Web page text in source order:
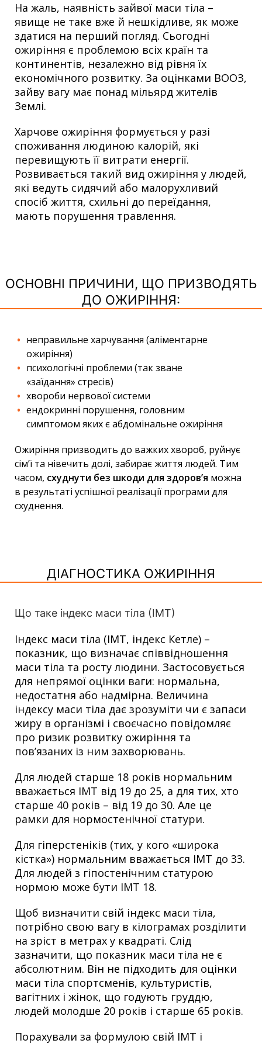
На жаль, наявність зайвої маси тіла –
явище не таке вже й нешкідливе, як може
здатися на перший погляд. Сьогодні
ожиріння є проблемою всіх країн та
континентів, незалежно від рівня їх
економічного розвитку. За оцінками ВООЗ,
зайву вагу має понад мільярд жителів
Землі.
Харчове ожиріння формується у разі
споживання людиною калорій, які
перевищують її витрати енергії.
Розвивається такий вид ожиріння у людей,
які ведуть сидячий або малорухливий
спосіб життя, схильні до переїдання,
мають порушення травлення.
ОСНОВНІ ПРИЧИНИ, ЩО ПРИЗВОДЯТЬ
ДО ОЖИРІННЯ:
неправильне харчування (аліментарне
ожиріння)
психологічні проблеми (так зване
«заїдання» стресів)
хвороби нервової системи
ендокринні порушення, головним
симптомом яких є абдомінальне ожиріння
Ожиріння призводить до важких хвороб, руйнує
сім’ї та нівечить долі, забирає життя людей. Тим
часом, схуднути без шкоди для здоров’я можна
в результаті успішної реалізації програми для
схуднення.
ДІАГНОСТИКА ОЖИРІННЯ
Що таке індекс маси тіла (ІМТ)
Індекс маси тіла (ІМТ, індекс Кетле) –
показник, що визначає співвідношення
маси тіла та росту людини. Застосовується
для непрямої оцінки ваги: ​​нормальна,
недостатня або надмірна. Величина
індексу маси тіла дає зрозуміти чи є запаси
жиру в організмі і своєчасно повідомляє
про ризик розвитку ожиріння та
пов’язаних із ним захворювань.
Для людей старше 18 років нормальним
вважається ІМТ від 19 до 25, а для тих, хто
старше 40 років – від 19 до 30. Але це
рамки для нормостенічної статури.
Для гіперстеніків (тих, у кого «широка
кістка») нормальним вважається ІМТ до 33.
Для людей з гіпостенічним статурою
нормою може бути ІМТ 18.
Щоб визначити свій індекс маси тіла,
потрібно свою вагу в кілограмах розділити
на зріст в метрах у квадраті. Слід
зазначити, що показник маси тіла не є
абсолютним. Він не підходить для оцінки
маси тіла спортсменів, культуристів,
вагітних і жінок, що годують груддю,
людей молодше 20 років і старше 65 років.
Порахували за формулою свій ІМТ і